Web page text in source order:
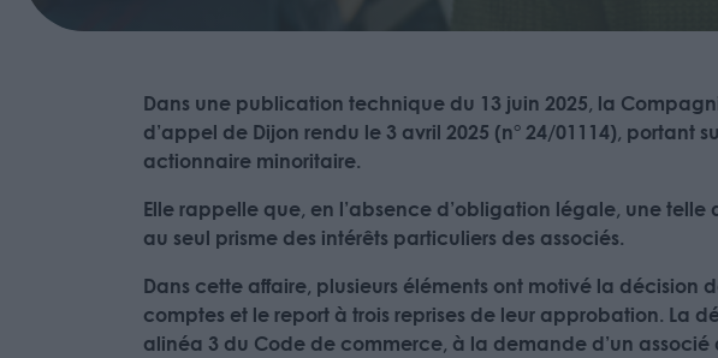
Dans une publication technique du 13 juin 2025, la
d’appel de Dijon rendu le 3 avril 2025 (n° 24/01114),
actionnaire minoritaire.
Elle rappelle que, en l’absence d’obligation légale, une
au seul prisme des intérêts particuliers des associés.
Dans cette affaire, plusieurs éléments ont motivé la
comptes et le report à trois reprises de leur approbation. La
alinéa 3 du Code de commerce, à la demande d’un